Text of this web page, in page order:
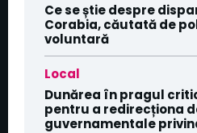
Ce se știe despre
Corabia, căutată de
voluntară
Local
Dunărea în pragul
pentru a redirecționa
guvernamentale